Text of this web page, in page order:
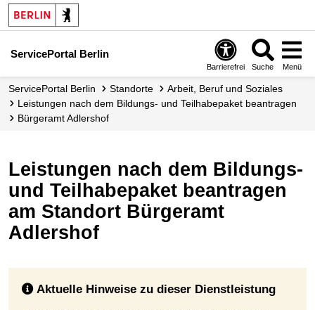
ServicePortal Berlin
Barrierefrei Suche Menü
ServicePortal Berlin Standorte
Arbeit, Beruf und Soziales
Leistungen nach dem Bildungs- und Teilhabepaket beantragen
Bürgeramt Adlershof
Leistungen nach dem Bildungs-
und Teilhabepaket beantragen
am Standort Bürgeramt
Adlershof
Aktuelle Hinweise zu dieser Dienstleistung